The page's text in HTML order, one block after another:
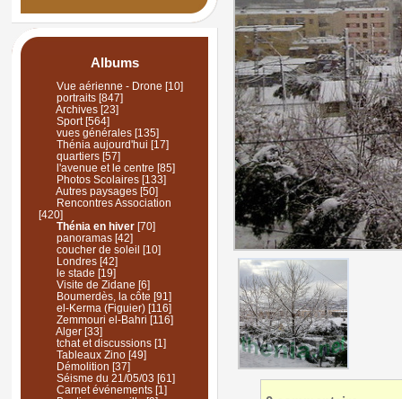
Albums
Vue aérienne - Drone [10]
portraits[847]
Archives [23]
Sport[564]
vues générales[135]
Thénia aujourd'hui [17]
quartiers[57]
l'avenue et le centre [85]
Photos Scolaires[133]
Autres paysages[50]
Rencontres Association
[420]
Thénia en hiver[70]
panoramas[42]
coucher de soleil [10]
Londres[42]
le stade [19]
Visite de Zidane [6]
Boumerdès, la côte [91]
el-Kerma (Figuier)[116]
Zemmouri el-Bahri [116]
Alger[33]
tchat et discussions[1]
Tableaux Zino[49]
Démolition [37]
Séisme du 21/05/03 [61]
Carnet événements[1]